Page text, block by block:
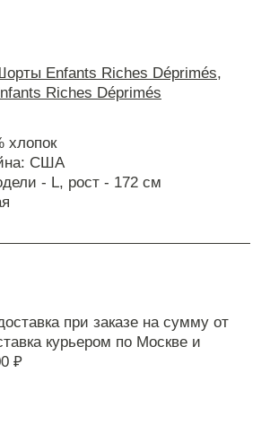
Enfants Riches Déprimés,
Riches Déprimés
хлопок
США
- L, рост - 172 см
при заказе на сумму от
курьером по Москве и
₽